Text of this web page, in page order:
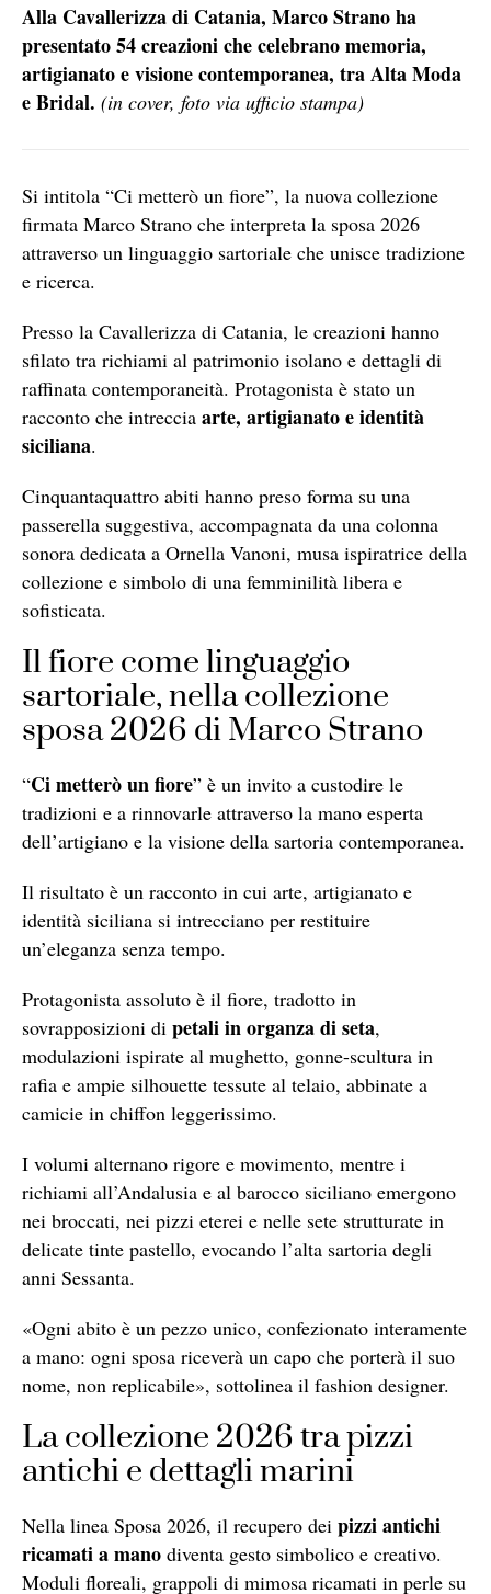
Alla Cavallerizza di Catania, Marco Strano ha
presentato 54 creazioni che celebrano memoria,
artigianato e visione contemporanea, tra Alta Moda
e Bridal. (in cover, foto via ufficio stampa)
Si intitola “Ci metterò un fiore”, la nuova collezione
firmata Marco Strano che interpreta la sposa 2026
attraverso un linguaggio sartoriale che unisce tradizione
e ricerca.
Presso la Cavallerizza di Catania, le creazioni hanno
sfilato tra richiami al patrimonio isolano e dettagli di
raffinata contemporaneità. Protagonista è stato un
racconto che intreccia arte, artigianato e identità
siciliana.
Cinquantaquattro abiti hanno preso forma su una
passerella suggestiva, accompagnata da una colonna
sonora dedicata a Ornella Vanoni, musa ispiratrice della
collezione e simbolo di una femminilità libera e
sofisticata.
Il fiore come linguaggio
sartoriale, nella collezione
sposa 2026 di Marco Strano
“Ci metterò un fiore” è un invito a custodire le
tradizioni e a rinnovarle attraverso la mano esperta
dell’artigiano e la visione della sartoria contemporanea.
Il risultato è un racconto in cui arte, artigianato e
identità siciliana si intrecciano per restituire
un’eleganza senza tempo.
Protagonista assoluto è il fiore, tradotto in
sovrapposizioni di petali in organza di seta,
modulazioni ispirate al mughetto, gonne-scultura in
rafia e ampie silhouette tessute al telaio, abbinate a
camicie in chiffon leggerissimo.
I volumi alternano rigore e movimento, mentre i
richiami all’Andalusia e al barocco siciliano emergono
nei broccati, nei pizzi eterei e nelle sete strutturate in
delicate tinte pastello, evocando l’alta sartoria degli
anni Sessanta.
«Ogni abito è un pezzo unico, confezionato interamente
a mano: ogni sposa riceverà un capo che porterà il suo
nome, non replicabile», sottolinea il fashion designer.
La collezione 2026 tra pizzi
antichi e dettagli marini
Nella linea Sposa 2026, il recupero dei pizzi antichi
ricamati a mano diventa gesto simbolico e creativo.
Moduli floreali, grappoli di mimosa ricamati in perle su